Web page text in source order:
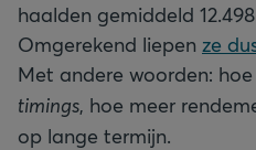
haalden gemiddeld
Omgerekend liepen ze
Met andere woorden:
timings, hoe meer
op lange termijn.